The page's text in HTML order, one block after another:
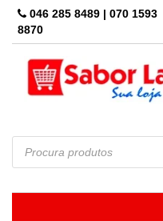
Skip
046 285 8489 | 070 1593
8870
Pesquisar
produtos